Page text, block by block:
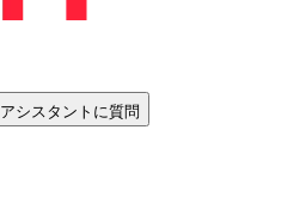
アシスタントに質問